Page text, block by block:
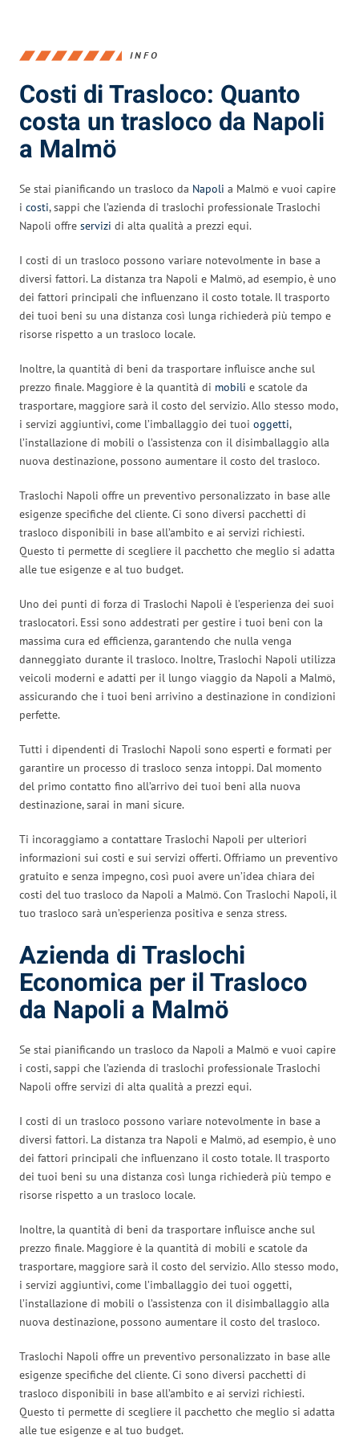
INFO
Costi di Trasloco: Quanto
costa un trasloco da Napoli
a Malmö
Se stai pianificando un trasloco da Napoli a Malmö e vuoi capire
i costi, sappi che l’azienda di traslochi professionale Traslochi
Napoli offre servizi di alta qualità a prezzi equi.
I costi di un trasloco possono variare notevolmente in base a
diversi fattori. La distanza tra Napoli e Malmö, ad esempio, è uno
dei fattori principali che influenzano il costo totale. Il trasporto
dei tuoi beni su una distanza così lunga richiederà più tempo e
risorse rispetto a un trasloco locale.
Inoltre, la quantità di beni da trasportare influisce anche sul
prezzo finale. Maggiore è la quantità di mobili e scatole da
trasportare, maggiore sarà il costo del servizio. Allo stesso modo,
i servizi aggiuntivi, come l’imballaggio dei tuoi oggetti,
l’installazione di mobili o l’assistenza con il disimballaggio alla
nuova destinazione, possono aumentare il costo del trasloco.
Traslochi Napoli offre un preventivo personalizzato in base alle
esigenze specifiche del cliente. Ci sono diversi pacchetti di
trasloco disponibili in base all’ambito e ai servizi richiesti.
Questo ti permette di scegliere il pacchetto che meglio si adatta
alle tue esigenze e al tuo budget.
Uno dei punti di forza di Traslochi Napoli è l’esperienza dei suoi
traslocatori. Essi sono addestrati per gestire i tuoi beni con la
massima cura ed efficienza, garantendo che nulla venga
danneggiato durante il trasloco. Inoltre, Traslochi Napoli utilizza
veicoli moderni e adatti per il lungo viaggio da Napoli a Malmö,
assicurando che i tuoi beni arrivino a destinazione in condizioni
perfette.
Tutti i dipendenti di Traslochi Napoli sono esperti e formati per
garantire un processo di trasloco senza intoppi. Dal momento
del primo contatto fino all’arrivo dei tuoi beni alla nuova
destinazione, sarai in mani sicure.
Ti incoraggiamo a contattare Traslochi Napoli per ulteriori
informazioni sui costi e sui servizi offerti. Offriamo un preventivo
gratuito e senza impegno, così puoi avere un’idea chiara dei
costi del tuo trasloco da Napoli a Malmö. Con Traslochi Napoli, il
tuo trasloco sarà un’esperienza positiva e senza stress.
Azienda di Traslochi
Economica per il Trasloco
da Napoli a Malmö
Se stai pianificando un trasloco da Napoli a Malmö e vuoi capire
i costi, sappi che l’azienda di traslochi professionale Traslochi
Napoli offre servizi di alta qualità a prezzi equi.
I costi di un trasloco possono variare notevolmente in base a
diversi fattori. La distanza tra Napoli e Malmö, ad esempio, è uno
dei fattori principali che influenzano il costo totale. Il trasporto
dei tuoi beni su una distanza così lunga richiederà più tempo e
risorse rispetto a un trasloco locale.
Inoltre, la quantità di beni da trasportare influisce anche sul
prezzo finale. Maggiore è la quantità di mobili e scatole da
trasportare, maggiore sarà il costo del servizio. Allo stesso modo,
i servizi aggiuntivi, come l’imballaggio dei tuoi oggetti,
l’installazione di mobili o l’assistenza con il disimballaggio alla
nuova destinazione, possono aumentare il costo del trasloco.
Traslochi Napoli offre un preventivo personalizzato in base alle
esigenze specifiche del cliente. Ci sono diversi pacchetti di
trasloco disponibili in base all’ambito e ai servizi richiesti.
Questo ti permette di scegliere il pacchetto che meglio si adatta
alle tue esigenze e al tuo budget.